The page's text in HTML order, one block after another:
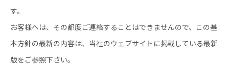
す。
お客様へは、その都度ご連絡することはできませんので、この基
本方針の最新の内容は、当社のウェブサイトに掲載している最新
版をご参照下さい。